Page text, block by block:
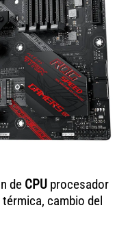
de CPU procesador
cambio del